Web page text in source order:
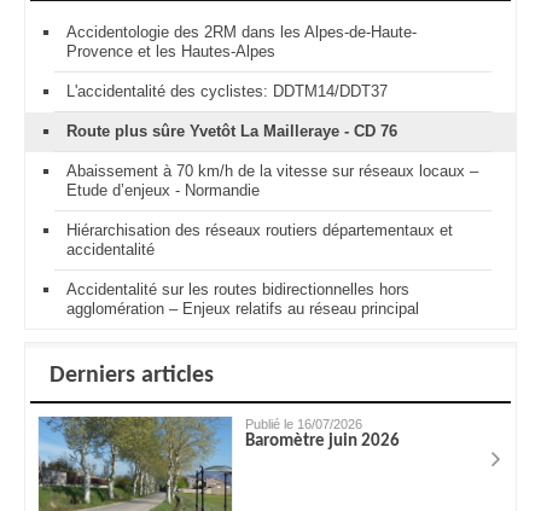
Accidentologie des 2RM dans les Alpes-de-Haute-
Provence et les Hautes-Alpes
L'accidentalité des cyclistes: DDTM14/DDT37
Route plus sûre Yvetôt La Mailleraye - CD 76
Abaissement à 70 km/h de la vitesse sur réseaux locaux –
Etude d’enjeux - Normandie
Hiérarchisation des réseaux routiers départementaux et
accidentalité
Accidentalité sur les routes bidirectionnelles hors
agglomération – Enjeux relatifs au réseau principal
Derniers articles
Publié le 16/07/2026
Baromètre juin 2026